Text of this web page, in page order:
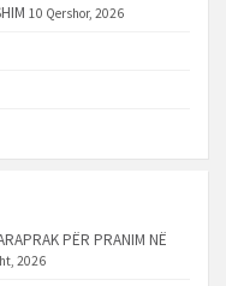
10 Qershor, 2026
PËR PRANIM NË
2026